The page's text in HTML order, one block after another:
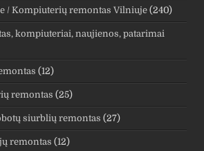
/ Kompiuterių remontas Vilniuje (240)
kompiuteriai, naujienos, patarimai
(12)
remontas (25)
siurblių remontas (27)
remontas (12)